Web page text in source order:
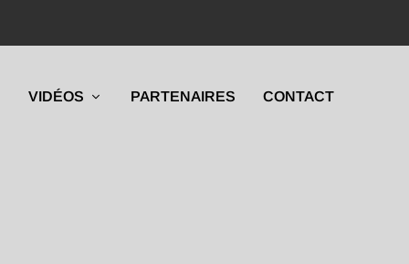
VIDÉOS PARTENAIRES CONTACT